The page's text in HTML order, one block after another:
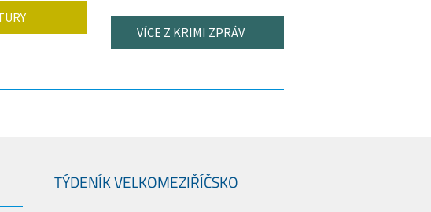
VÍCE Z KRIMI ZPRÁV
TÝDENÍK VELKOMEZIŘÍČSKO